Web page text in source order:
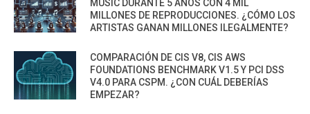
MUSIC DURANTE 5 AÑOS CON 4 MIL
MILLONES DE REPRODUCCIONES. ¿CÓMO LOS
ARTISTAS GANAN MILLONES ILEGALMENTE?
COMPARACIÓN DE CIS V8, CIS AWS
FOUNDATIONS BENCHMARK V1.5 Y PCI DSS
V4.0 PARA CSPM. ¿CON CUÁL DEBERÍAS
EMPEZAR?